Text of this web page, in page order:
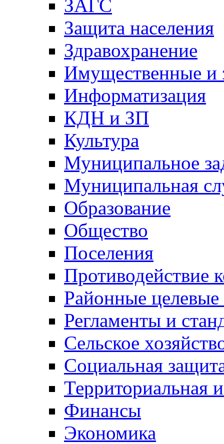
ЗАГС
Защита населения
Здравохранение
Имущественные и
Информатизация
КДН и ЗП
Культура
Муниципальное
Муниципальная
Образование
Общество
Поселения
Противодействие
Районные
Регламенты и
Сельское
Социальная
Территориальная
Финансы
Экономика